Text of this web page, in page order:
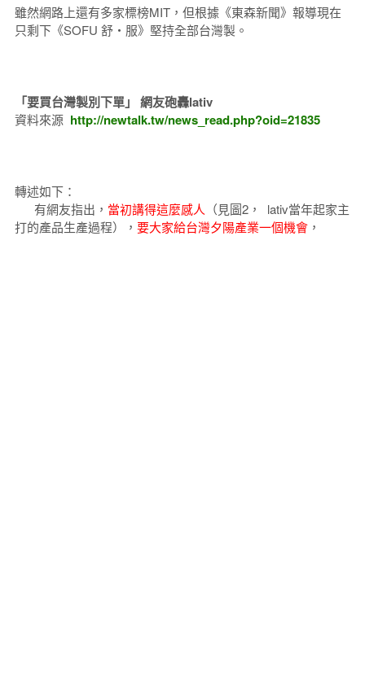
雖然網路上還有多家標榜MIT，但根據《東森新聞》報導現在
只剩下《SOFU 舒‧服》堅持全部台灣製。
「要買台灣製別下單」 網友砲轟lativ
資料來源 http://newtalk.tw/news_read.php?oid=21835
轉述如下：
有網友指出， 當初講得這麼感人 （見圖2， lativ當年起家主
打的產品生產過程）， 要大家給台灣夕陽產業一個機會，